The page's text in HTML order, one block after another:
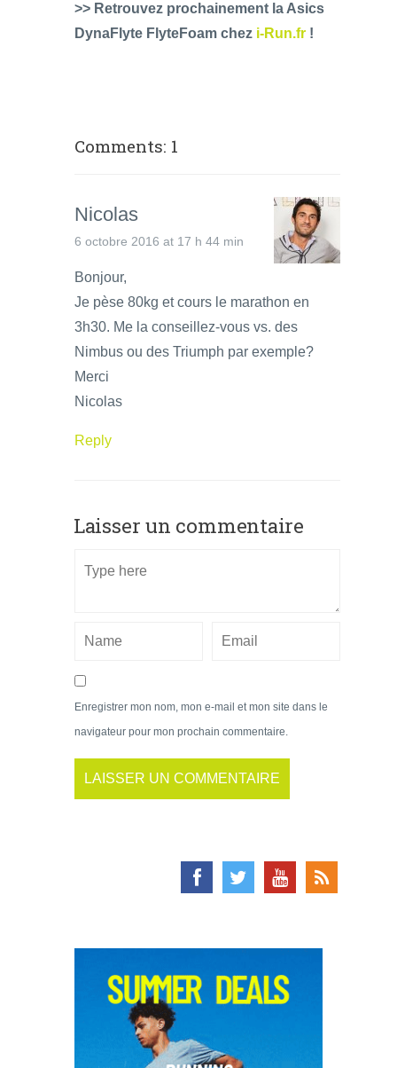
>> Retrouvez prochainement la Asics
DynaFlyte FlyteFoam chez i-Run.fr !
Comments: 1
Nicolas
6 octobre 2016 at 17 h 44 min
Bonjour,
Je pèse 80kg et cours le marathon en
3h30. Me la conseillez-vous vs. des
Nimbus ou des Triumph par exemple?
Merci
Nicolas
Reply
Laisser un commentaire
Enregistrer mon nom, mon e-mail et mon site dans le
navigateur pour mon prochain commentaire.